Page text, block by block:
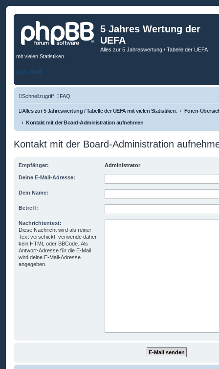
5 Jahres Wertung der
UEFA
Alles zur 5 Jahreswertung / Tabelle der UEFA
mit vielen Statistiken.
Zum Inhalt
Schnellzugriff FAQ
Alles zur 5 Jahreswertung / Tabelle der UEFA mit vielen Statistiken.
Foren-
Kontakt mit der Board-Administration aufnehmen
Kontakt mit der Board-Administration
Empfänger: Administrator
Deine E-Mail-Adresse:
Dein Name:
Betreff:
Nachrichtentext:
Diese Nachricht wird als reiner
Text verschickt, verwende daher
kein HTML oder BBCode. Als
Antwort-Adresse für die E-Mail
wird deine E-Mail-Adresse
angegeben.